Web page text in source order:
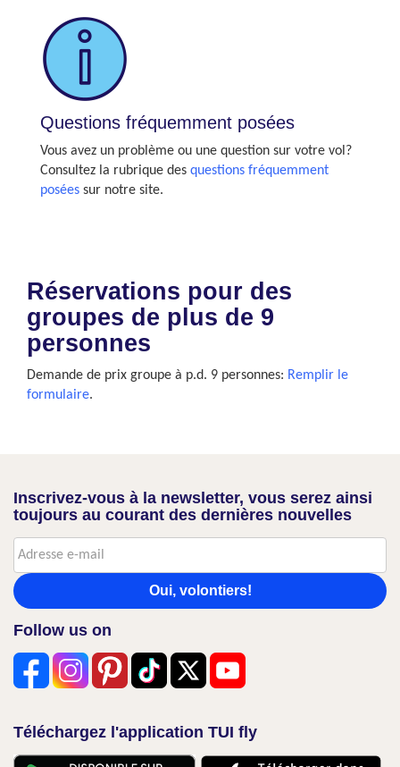
Questions fréquemment posées
Vous avez un problème ou une question sur votre vol?
Consultez la rubrique des questions fréquemment
posées sur notre site.
Réservations pour des
groupes de plus de 9
personnes
Demande de prix groupe à p.d. 9 personnes: Remplir le
formulaire.
Inscrivez-vous à la newsletter, vous serez ainsi
toujours au courant des dernières nouvelles
Oui, volontiers!
Follow us on
Téléchargez l'application TUI fly